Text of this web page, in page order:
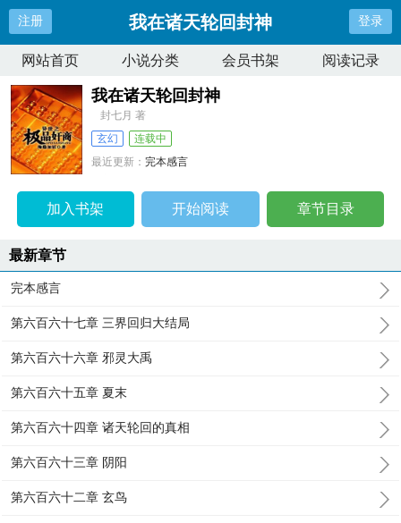
注册 我在诸天轮回封神 登录
网站首页 小说分类 会员书架 阅读记录
我在诸天轮回封神
封七月 著
玄幻
连载中
最近更新：完本感言
加入书架 开始阅读 章节目录
最新章节
完本感言
第六百六十七章 三界回归大结局
第六百六十六章 邪灵大禹
第六百六十五章 夏末
第六百六十四章 诸天轮回的真相
第六百六十三章 阴阳
第六百六十二章 玄鸟